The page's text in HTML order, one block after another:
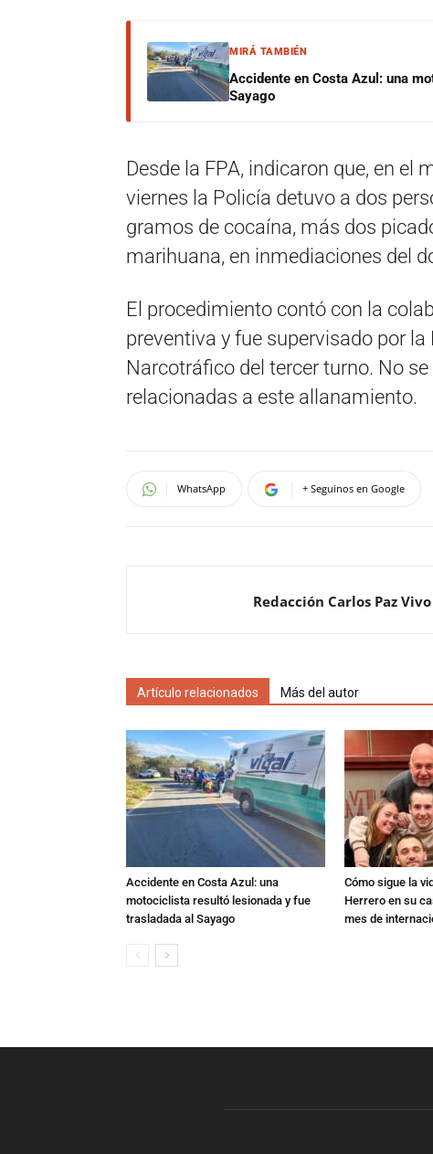
MIRÁ TAMBIÉN
Accidente en Costa Azul: una
Sayago
Desde la FPA, indicaron que, en el
viernes la Policía detuvo a dos
gramos de cocaína, más dos
marihuana, en inmediaciones del
El procedimiento contó con la
preventiva y fue supervisado por la
Narcotráfico del tercer turno. No
relacionadas a este allanamiento.
WhatsApp + Seguinos en Google
Redacción Carlos Paz Vivo
Artículo relacionados Más del autor
Accidente en Costa Azul: una
motociclista resultó lesionada y fue
trasladada al Sayago
Cómo sigue la
Herrero en su
mes de